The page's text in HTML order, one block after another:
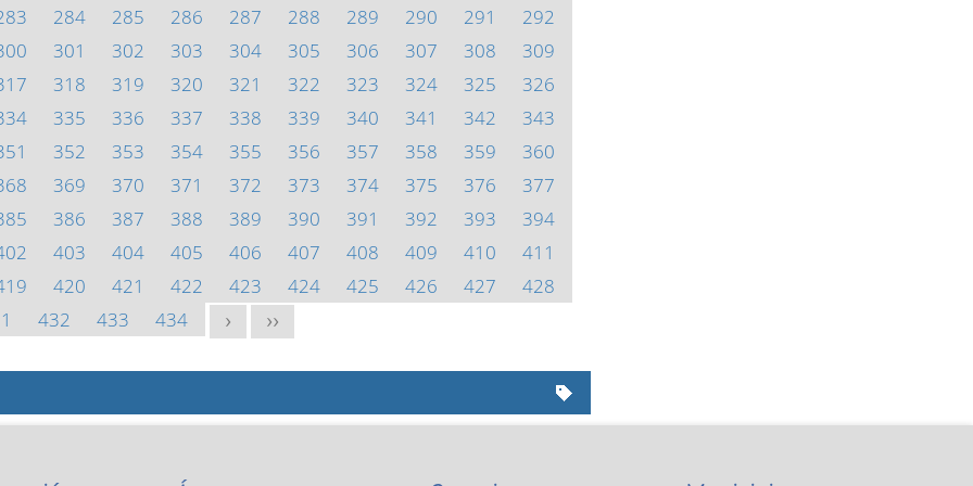
284 285 286 287 288 289 290 291
292
301 302 303 304 305 306 307 308
309
318 319 320 321 322 323 324 325
326
335 336 337 338 339 340 341 342
343
352 353 354 355 356 357 358 359
360
369 370 371 372 373 374 375 376
377
386 387 388 389 390 391 392 393
394
403 404 405 406 407 408 409 410
411
420 421 422 423 424 425 426 427
428
432 433 434 > >>